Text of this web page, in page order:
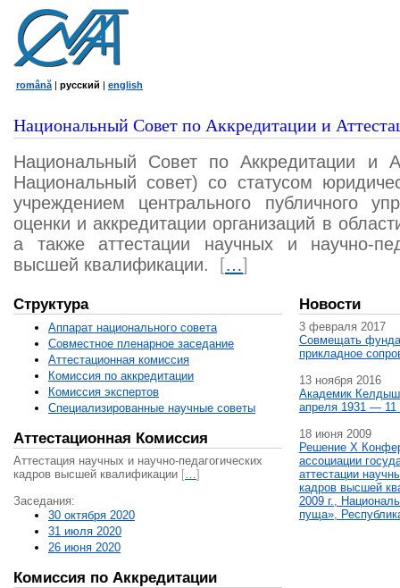
română | русский | english
Национальный Совет по Аккредитации и
Национальный Совет по Аккредитации и
Национальный совет) со статусом
учреждением центрального публичного
оценки и аккредитации организаций в
а также аттестации научных и научно-
высшей квалификации.
[…]
Структура
Аппарат национального совета
Совместное пленарное заседание
Аттестационная комисcия
Комиссия по аккредитации
Комиссия экспертов
Специализированные научные советы
Аттестационная Комиссия
Аттестация научных и научно-педагогических
кадров высшей квалификации […]
Заседания:
30 октября 2020
31 июля 2020
26 июня 2020
Комиссия по Аккредитации
Новости
3 февраля 2017
Совмещать
прикладное
13 ноября 2016
Академик
апреля 1931 — 11
18 июня 2009
Решение X
ассоциации
аттестации
кадров высшей
2009 г.,
пуща»,